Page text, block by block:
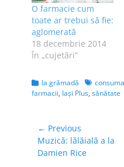
O farmacie cum
toate ar trebui să fie:
aglomerată
18 decembrie 2014
În „cujetări”
Categories
la grămadă Tags
farmacii, Iaşi Plus, sănătate
Navigare
în
articole
← Previous
Previous
post:
Muzică: lălăială a la
Damien Rice